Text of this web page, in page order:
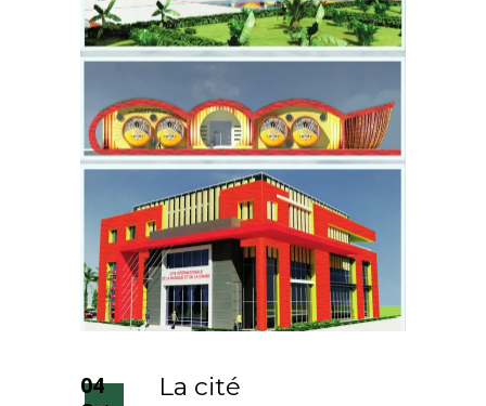
04
La cité